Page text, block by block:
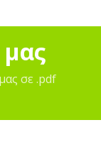
σε .pdf